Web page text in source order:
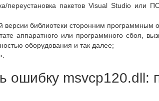
переустановка пакетов Visual Studio или
версии библиотеки сторонним программным
аппаратного или программного сбоя,
оборудования и так далее;
ошибку msvcp120.dll: